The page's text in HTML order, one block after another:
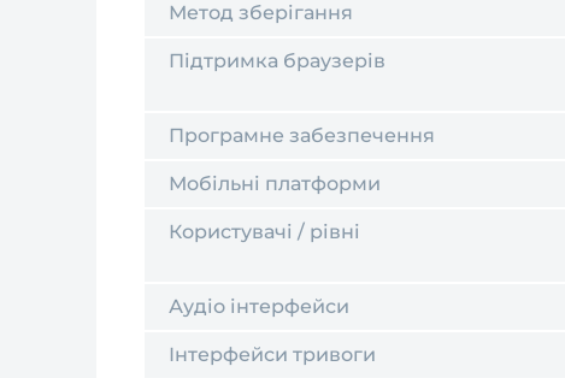
Метод зберігання
Підтримка браузерів
Програмне забезпечення
Мобільні платформи
Користувачі / рівні
Аудіо інтерфейси
Інтерфейси тривоги